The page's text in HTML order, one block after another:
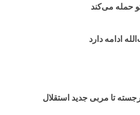
حمله می‌کند
ادامه دارد
تا مربی جدید استقلال